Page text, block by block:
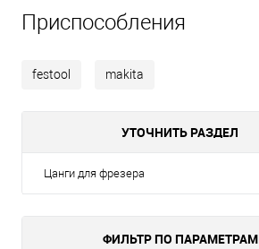
Приспособления
festool makita
УТОЧНИТЬ РАЗДЕЛ
Цанги для фрезера
ФИЛЬТР ПО ПАРАМЕТРАМ